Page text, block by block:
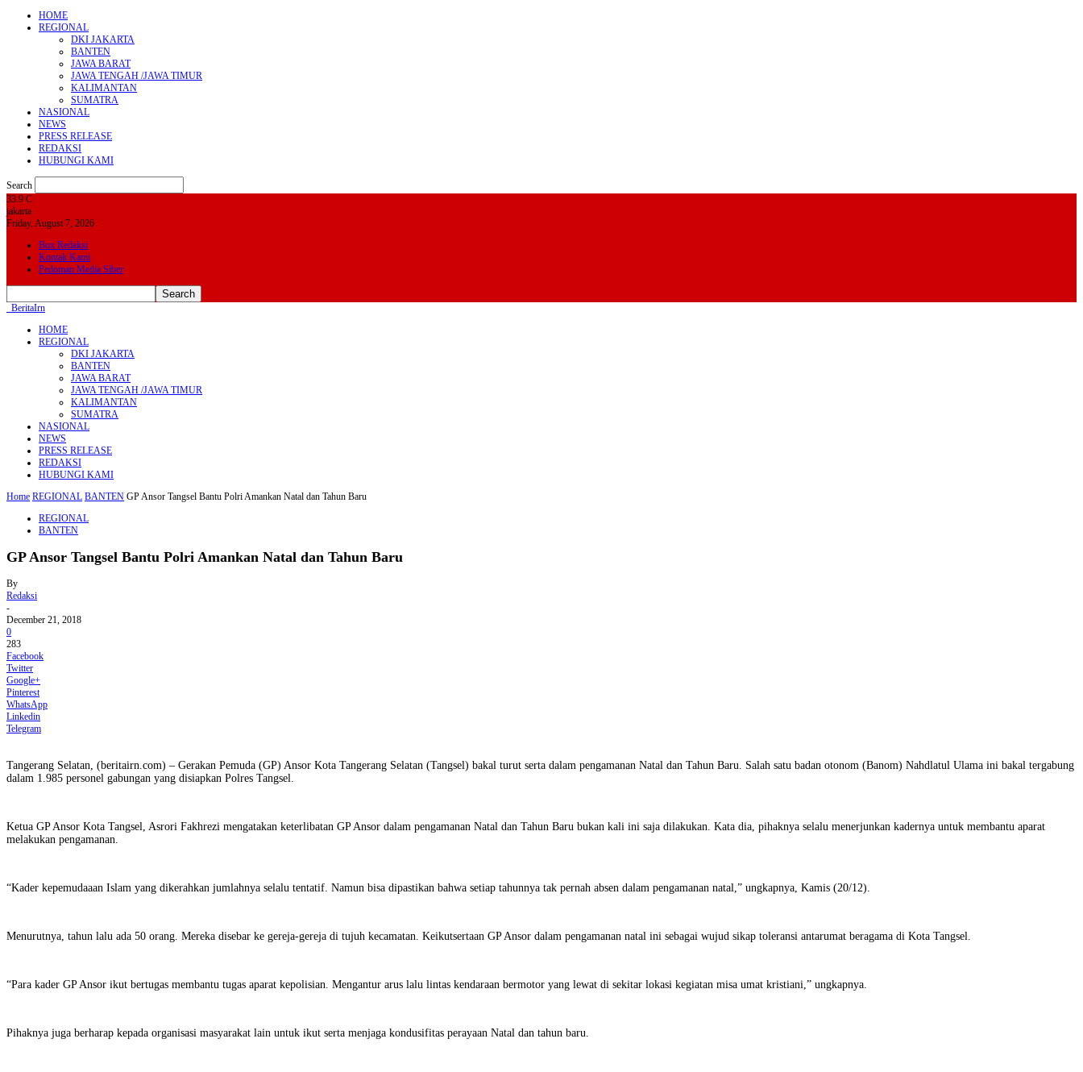
HOME
REGIONAL
DKI JAKARTA
BANTEN
JAWA BARAT
JAWA TENGAH /JAWA TIMUR
KALIMANTAN
SUMATRA
NASIONAL
NEWS
PRESS RELEASE
REDAKSI
HUBUNGI KAMI
Search
33.9 C
jakarta
Friday, August 7, 2026
Box Redaksi
Kontak Kami
Pedoman Media Siber
BeritaIrn
HOME
REGIONAL
DKI JAKARTA
BANTEN
JAWA BARAT
JAWA TENGAH /JAWA TIMUR
KALIMANTAN
SUMATRA
NASIONAL
NEWS
PRESS RELEASE
REDAKSI
HUBUNGI KAMI
Home REGIONAL BANTEN GP Ansor Tangsel Bantu Polri Amankan Natal dan Tahun Baru
REGIONAL
BANTEN
GP Ansor Tangsel Bantu Polri Amankan Natal dan Tahun Baru
By
Redaksi
-
December 21, 2018
0
283
Facebook
Twitter
Google+
Pinterest
WhatsApp
Linkedin
Telegram
Tangerang Selatan, (beritairn.com) – Gerakan Pemuda (GP) Ansor Kota Tangerang Selatan (Tangsel) bakal turut serta dalam pengamanan Natal dan Tahun Baru. Salah satu badan otonom (Banom) Nahdlatul Ulama ini bakal tergabung
dalam 1.985 personel gabungan yang disiapkan Polres Tangsel.
Ketua GP Ansor Kota Tangsel, Asrori Fakhrezi mengatakan keterlibatan GP Ansor dalam pengamanan Natal dan Tahun Baru bukan kali ini saja dilakukan. Kata dia, pihaknya selalu menerjunkan kadernya untuk membantu aparat
melakukan pengamanan.
“Kader kepemudaaan Islam yang dikerahkan jumlahnya selalu tentatif. Namun bisa dipastikan bahwa setiap tahunnya tak pernah absen dalam pengamanan natal,” ungkapnya, Kamis (20/12).
Menurutnya, tahun lalu ada 50 orang. Mereka disebar ke gereja-gereja di tujuh kecamatan. Keikutsertaan GP Ansor dalam pengamanan natal ini sebagai wujud sikap toleransi antarumat beragama di Kota Tangsel.
“Para kader GP Ansor ikut bertugas membantu tugas aparat kepolisian. Mengantur arus lalu lintas kendaraan bermotor yang lewat di sekitar lokasi kegiatan misa umat kristiani,” ungkapnya.
Pihaknya juga berharap kepada organisasi masyarakat lain untuk ikut serta menjaga kondusifitas perayaan Natal dan tahun baru.